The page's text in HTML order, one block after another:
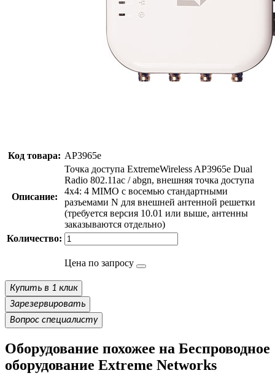
Код товара: AP3965e
Описание:
Точка доступа ExtremeWireless AP3965e Dual
Radio 802.11ac / abgn, внешняя точка доступа
4x4: 4 MIMO с восемью стандартными
разъемами N для внешней антенной решетки
(требуется версия 10.01 или выше, антенны
заказываются отдельно)
Количество:
Цена по запросу
Купить в 1 клик
Зарезервировать
Вопрос специалисту
Оборудование похожее на Беспроводное
оборудование Extreme Networks